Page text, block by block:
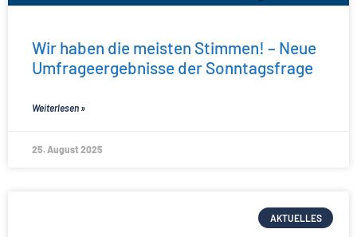
Wir haben die meisten Stimmen! – Neue
Umfrageergebnisse der Sonntagsfrage
Weiterlesen »
25. August 2025
AKTUELLES